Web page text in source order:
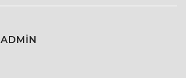
ADMIN